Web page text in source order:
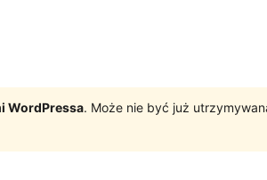
WordPressa. Może nie być już